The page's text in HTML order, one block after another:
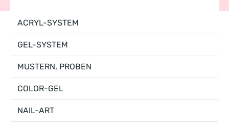
ACRYL-SYSTEM
GEL-SYSTEM
MUSTERN, PROBEN
COLOR-GEL
NAIL-ART